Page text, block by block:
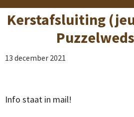
Kerstafsluiting
13 december 2021
Info staat in mail!